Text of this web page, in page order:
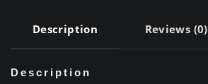
Description Reviews (0)
Description